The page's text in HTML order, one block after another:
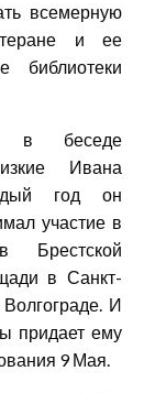
всемерную
и ее
библиотеки
в беседе
Ивана
год он
участие в
Брестской
в Санкт-
И
придает ему
9 Мая.